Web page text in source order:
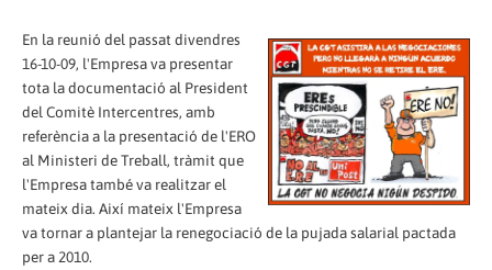
En la reunió del passat divendres
16-10-09, l'Empresa va presentar
tota la documentació al President
del Comitè Intercentres, amb
referència a la presentació de l'ERO
al Ministeri de Treball, tràmit que
l'Empresa també va realitzar el
mateix dia. Així mateix l'Empresa
va tornar a plantejar la renegociació de la pujada salarial pactada
per a 2010.